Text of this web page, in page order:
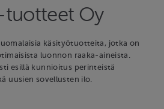
tuotteet Oy
käsityötuotteita, jotka on
luonnon raaka-aineista.
esillä kunnioitus perinteistä
uusien sovellusten ilo.